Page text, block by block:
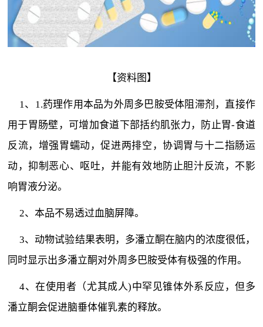
【资料图】
1、1.药理作用本品为外周多巴胺受体阻滞剂，直接作
用于胃肠壁，可增加食道下部括约肌张力，防止胃-食道
反流，增强胃蠕动，促进两排空，协调胃与十二指肠运
动，抑制恶心、呕吐，并能有效地防止胆汁反流，不影
响胃液分泌。
2、本品不易透过血脑屏障。
3、动物试验结果表明，多潘立酮在脑内的浓度很低，
同时显示出多潘立酮对外周多巴胺受体有极强的作用。
4、在使用者（尤其成人)中罕见锥体外系反应，但多
潘立酮会促进脑垂体催乳素的释放。